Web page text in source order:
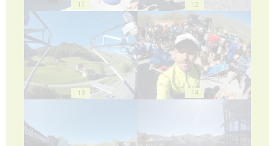
11 12
13 14